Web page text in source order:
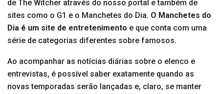
de The Witcher através do nosso portal e também de
sites como o G1 e o Manchetes do Dia. O Manchetes do
Dia é um site de entretenimento e que conta com uma
série de categorias diferentes sobre famosos.
Ao acompanhar as notícias diárias sobre o elenco e
entrevistas, é possível saber exatamente quando as
novas temporadas serão lançadas e, claro, se manter